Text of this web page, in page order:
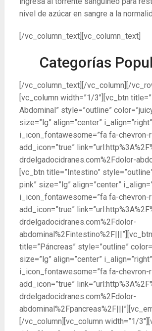
nivel de azúcar en sangre a la
[/vc_column_text][vc_column_text]
Categorías
[/vc_column_text][/vc_column][/
[vc_column width=”1/3″][vc_btn
Abdominal” style=”outline”
size=”lg” align=”center” i_align=”right”
i_icon_fontawesome=”fa fa-chevron-
add_icon=”true”
drdelgadocidranes.com%2Fdolor-
[vc_btn title=”Intestino”
pink” size=”lg” align=”center”
i_icon_fontawesome=”fa fa-chevron-
add_icon=”true”
drdelgadocidranes.com%2Fdolor-
abdominal%2Fintestino%2F|||”][vc_btn
title=”Páncreas” style=”outline”
size=”lg” align=”center” i_align=”right”
i_icon_fontawesome=”fa fa-chevron-
add_icon=”true”
drdelgadocidranes.com%2Fdolor-
[/vc_column][vc_column width=”1/